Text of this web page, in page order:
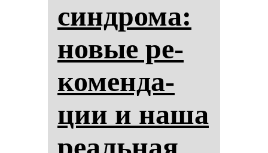
син­дро­ма:
но­вые ре­
ко­мен­да­
ции и на­ша